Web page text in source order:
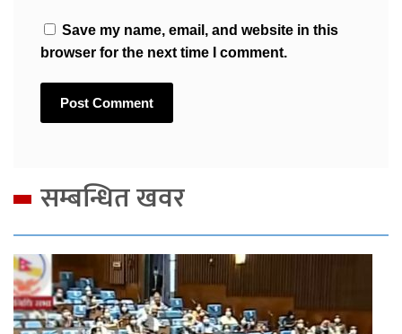
Save my name, email, and website in this
browser for the next time I comment.
सम्बन्धित खवर